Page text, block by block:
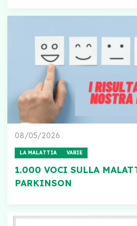
08/05/2026
LA MALATTIA VARIE
1.000 VOCI SULLA
PARKINSON